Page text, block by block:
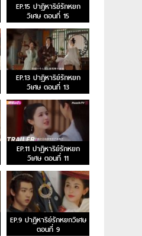
EP.15 ปาฏิหาริย์รักหยก
วิเศษ ตอนที่ 15
EP.13 ปาฏิหาริย์รักหยก
วิเศษ ตอนที่ 13
EP.11 ปาฏิหาริย์รักหยก
วิเศษ ตอนที่ 11
EP.9 ปาฏิหาริย์รักหยกวิเศษ
ตอนที่ 9